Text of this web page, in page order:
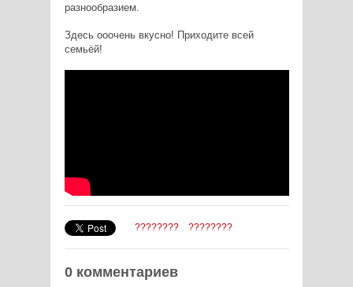
разнообразием.
Здесь ооочень вкусно! Приходите всей
семьёй!
???????? ????????
0 комментариев